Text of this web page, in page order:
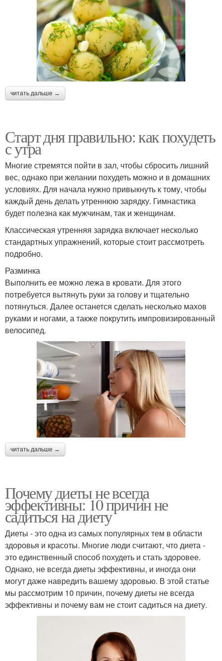
читать дальше →
Старт дня правильно: как похудеть
с утра
Многие стремятся пойти в зал, чтобы сбросить лишний
вес, однако при желании похудеть можно и в домашних
условиях. Для начала нужно привыкнуть к тому, чтобы
каждый день делать утреннюю зарядку. Гимнастика
будет полезна как мужчинам, так и женщинам.
Классическая утренняя зарядка включает несколько
стандартных упражнений, которые стоит рассмотреть
подробно.
Разминка
Выполнить ее можно лежа в кровати. Для этого
потребуется вытянуть руки за голову и тщательно
потянуться. Далее останется сделать несколько махов
руками и ногами, а также покрутить импровизированный
велосипед.
читать дальше →
Почему диеты не всегда
эффективны: 10 причин не
садиться на диету
Диеты - это одна из самых популярных тем в области
здоровья и красоты. Многие люди считают, что диета -
это единственный способ похудеть и стать здоровее.
Однако, не всегда диеты эффективны, и иногда они
могут даже навредить вашему здоровью. В этой статье
мы рассмотрим 10 причин, почему диеты не всегда
эффективны и почему вам не стоит садиться на диету.